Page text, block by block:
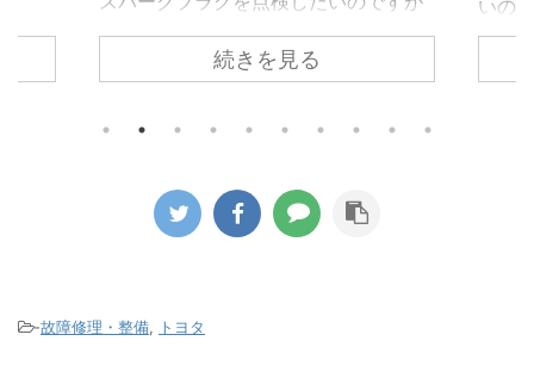
このエンジンはインテークマニホール
ドがエンジン上部を覆っているため簡
単に点検することが出来ません。 しか
ラグを点検すると摩耗限界で交換時期
を迎えている状態になっていました。
うタイプで長寿命プラグではありませ
続きを見る
いのか
のパン
-故障修理・整備, トヨタ